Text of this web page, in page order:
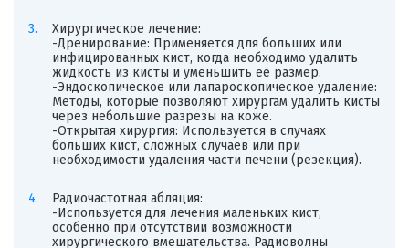
Хирургическое лечение:
-Дренирование: Применяется для больших или
инфицированных кист, когда необходимо удалить
жидкость из кисты и уменьшить её размер.
-Эндоскопическое или лапароскопическое удаление:
Методы, которые позволяют хирургам удалить кисты
через небольшие разрезы на коже.
-Открытая хирургия: Используется в случаях
больших кист, сложных случаев или при
необходимости удаления части печени (резекция).
Радиочастотная абляция:
-Используется для лечения маленьких кист,
особенно при отсутствии возможности
хирургического вмешательства. Радиоволны